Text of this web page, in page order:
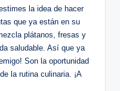
la idea de hacer
que ya están en su
plátanos, fresas y
saludable. Así que ya
Son la oportunidad
la rutina culinaria. ¡A